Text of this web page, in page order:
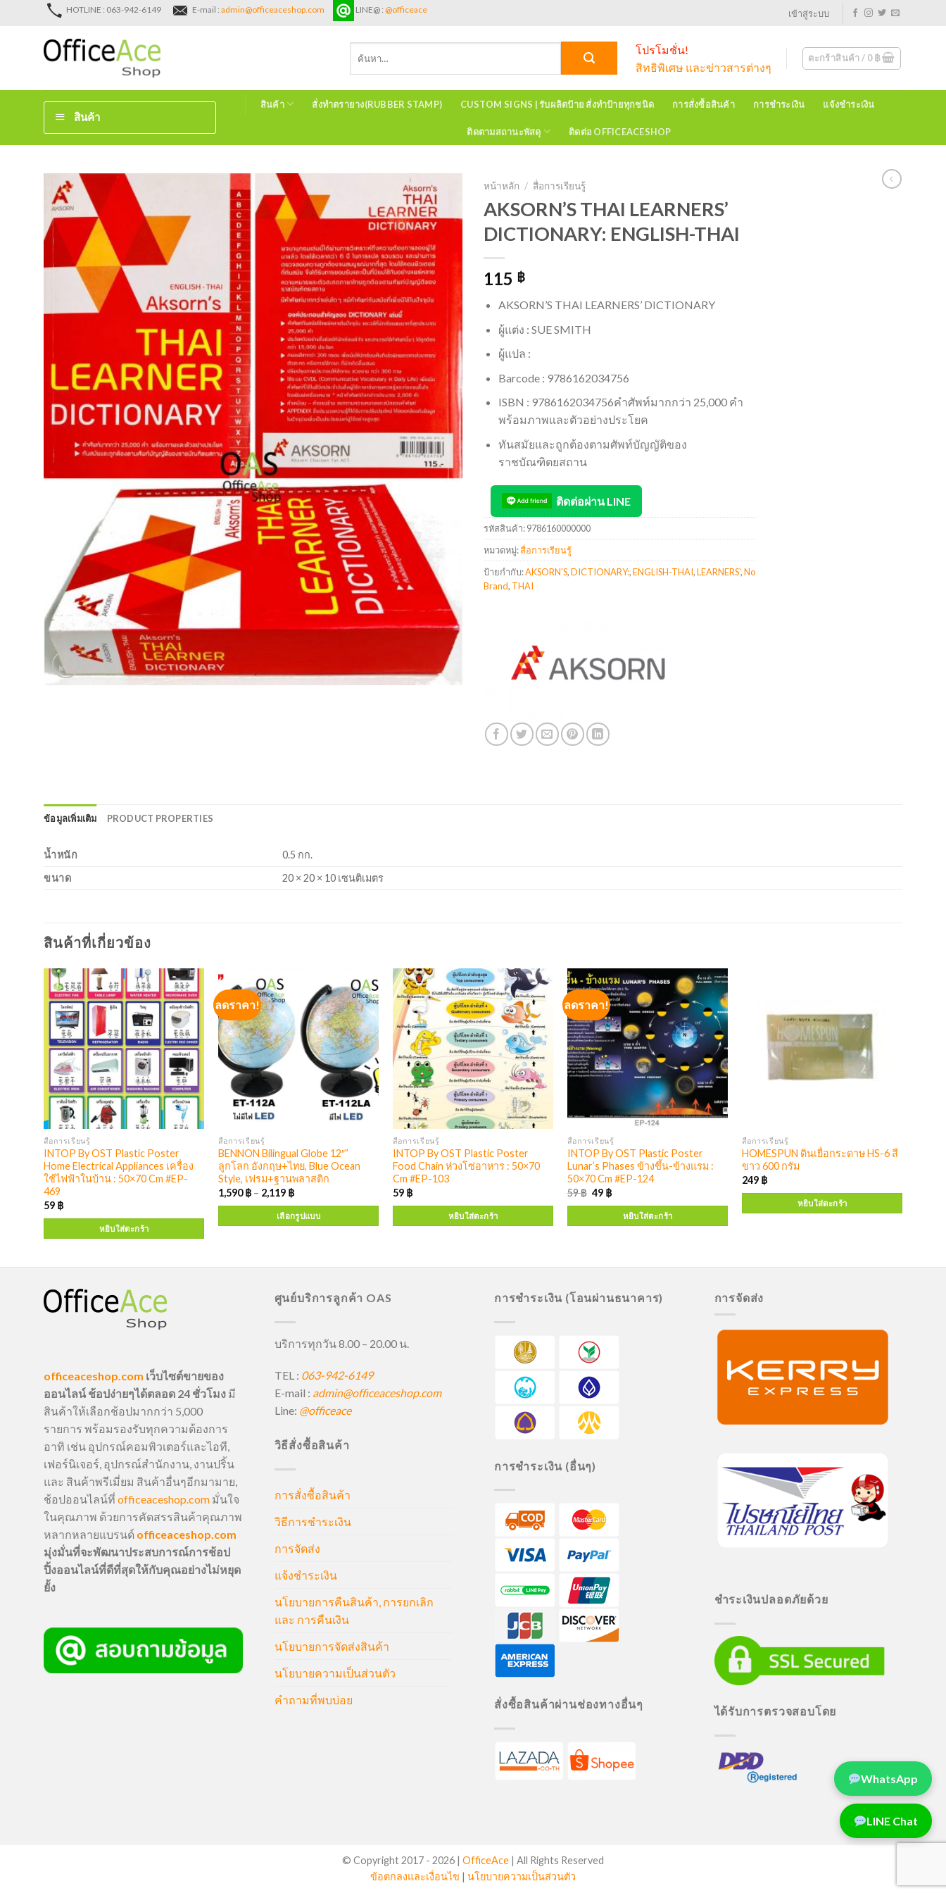
HOTLINE : 063-942-6149 E-mail : admin@officeaceshop.com LINE@ : @officeace เข้าสู่ระบบ
โปรโมชั่น!
สิทธิพิเศษ และข่าวสารต่างๆ
ตะกร้าสินค้า / 0฿
สินค้า
สินค้า สั่งทำตรายาง(RUBBER STAMP) CUSTOM SIGNS | รับผลิตป้าย สั่งทำป้ายทุกชนิด การสั่งซื้อสินค้า การชำระเงิน แจ้งชำระเงิน
ติดตามสถานะพัสดุ ติดต่อ OFFICEACESHOP
หน้าหลัก / สื่อการเรียนรู้
AKSORN’S THAI LEARNERS’
DICTIONARY: ENGLISH-THAI
115 ฿
AKSORN’S THAI LEARNERS’ DICTIONARY
ผู้แต่ง : SUE SMITH
ผู้แปล :
Barcode : 9786162034756
ISBN : 9786162034756คำศัพท์มากกว่า 25,000 คำ
พร้อมภาพและตัวอย่างประโยค
ทันสมัยและถูกต้องตามศัพท์บัญญัติของ
ราชบัณฑิตยสถาน
ติดต่อผ่าน LINE
รหัสสินค้า:9786160000000
หมวดหมู่:สื่อการเรียนรู้
ป้ายกำกับ:AKSORN'S,DICTIONARY:,ENGLISH-THAI,LEARNERS',No
Brand, THAI
ข้อมูลเพิ่มเติม PRODUCT PROPERTIES
น้ำหนัก
0.5 กก.
ขนาด
20 × 20 × 10 เซนติเมตร
สินค้าที่เกี่ยวข้อง
สื่อการเรียนรู้
INTOP By OST Plastic Poster
Home Electrical Appliances เครื่อง
ใช้ไฟฟ้าในบ้าน : 50×70 Cm #EP-
469
59 ฿
หยิบใส่ตะกร้า
ลดราคา!
สื่อการเรียนรู้
BENNON Bilingual Globe 12″”
ลูกโลก อังกฤษ+ไทย, Blue Ocean
Style, เฟรม+ฐานพลาสติก
1,590฿– 2,119 ฿
เลือกรูปแบบ
สื่อการเรียนรู้
INTOP By OST Plastic Poster
Food Chain ห่วงโซ่อาหาร : 50×70
Cm #EP-103
59 ฿
หยิบใส่ตะกร้า
ลดราคา!
สื่อการเรียนรู้
INTOP By OST Plastic Poster
Lunar’s Phases ข้างขึ้น-ข้างแรม :
50×70 Cm #EP-124
59฿ 49 ฿
หยิบใส่ตะกร้า
สื่อการเรียนรู้
HOMESPUN ดินเยื่อกระดาษ HS-6 สี
ขาว 600 กรัม
249 ฿
หยิบใส่ตะกร้า
officeaceshop.com เว็บไซต์ขายของ
ออนไลน์ ช้อปง่ายๆได้ตลอด 24 ชั่วโมง มี
สินค้าให้เลือกช้อปมากกว่า 5,000
รายการ พร้อมรองรับทุกความต้องการ
อาทิ เช่น อุปกรณ์คอมพิวเตอร์และไอที,
เฟอร์นิเจอร์, อุปกรณ์สำนักงาน, งานปริ้น
และ สินค้าพรีเมี่ยม สินค้าอื่นๆอีกมามาย,
ช้อปออนไลน์ที่ officeaceshop.com มั่นใจ
ในคุณภาพ ด้วยการคัดสรรสินค้าคุณภาพ
หลากหลายแบรนด์ officeaceshop.com
มุ่งมั่นที่จะพัฒนาประสบการณ์การช้อป
ปิ้งออนไลน์ที่ดีที่สุดให้กับคุณอย่างไม่หยุด
ยั้ง
ศูนย์บริการลูกค้า OAS
บริการทุกวัน 8.00 – 20.00 น.
TEL : 063-942-6149
E-mail : admin@officeaceshop.com
Line: @officeace
วิธีสั่งซื้อสินค้า
การสั่งซื้อสินค้า
วิธีการชำระเงิน
การจัดส่ง
แจ้งชำระเงิน
นโยบายการคืนสินค้า, การยกเลิก
และ การคืนเงิน
นโยบายการจัดส่งสินค้า
นโยบายความเป็นส่วนตัว
คำถามที่พบบ่อย
การชำระเงิน (โอนผ่านธนาคาร)
การชำระเงิน (อื่นๆ)
สั่งซื้อสินค้าผ่านช่องทางอื่นๆ
การจัดส่ง
ชำระเงินปลอดภัยด้วย
ได้รับการตรวจสอบโดย
© Copyright 2017 - 2026 | OfficeAce | All Rights Reserved
ข้อตกลงและเงื่อนไข | นโยบายความเป็นส่วนตัว
LINE Chat
WhatsApp